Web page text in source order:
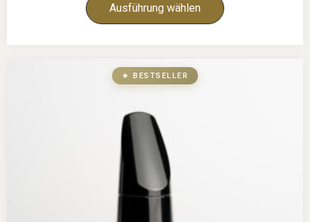
Ausführung wählen
★ BESTSELLER